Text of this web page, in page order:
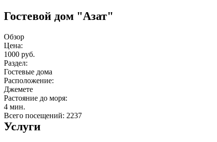
Гостевой дом "Азат"
Обзор
Цена:
1000 руб.
Раздел:
Гостевые дома
Расположение:
Джемете
Растояние до моря:
4 мин.
Всего посещений: 2237
Услуги